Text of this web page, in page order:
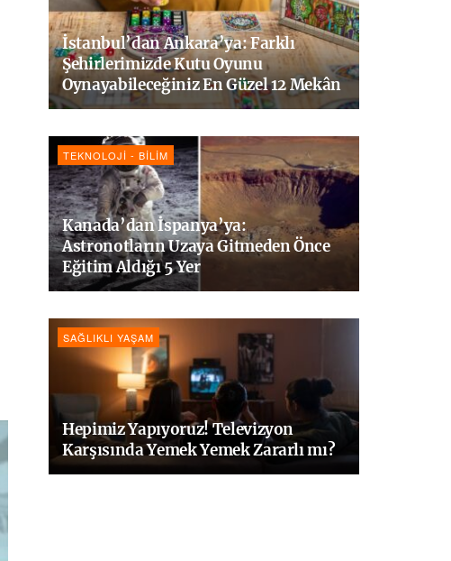
İstanbul’dan Ankara’ya: Farklı
Şehirlerimizde Kutu Oyunu
Oynayabileceğiniz En Güzel 12 Mekân
TEKNOLOJI - BILIM
Kanada’dan İspanya’ya:
Astronotların Uzaya Gitmeden Önce
Eğitim Aldığı 5 Yer
SAĞLIKLI YAŞAM
Hepimiz Yapıyoruz! Televizyon
Karşısında Yemek Yemek Zararlı mı?